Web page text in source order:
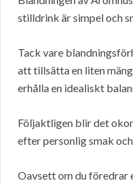
stilldrink är simpel och
Tack vare
att tillsätta en liten
erhålla en idealiskt
Följaktligen blir det
efter personlig smak
Oavsett om du föredrar